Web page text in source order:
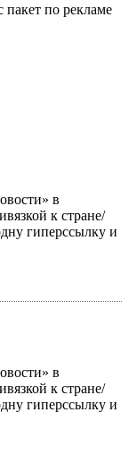
пакет по рекламе
в
к стране/
гиперссылку и
в
к стране/
гиперссылку и